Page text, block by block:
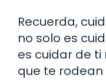
Recuerda,
no solo es
es cuidar de
que te